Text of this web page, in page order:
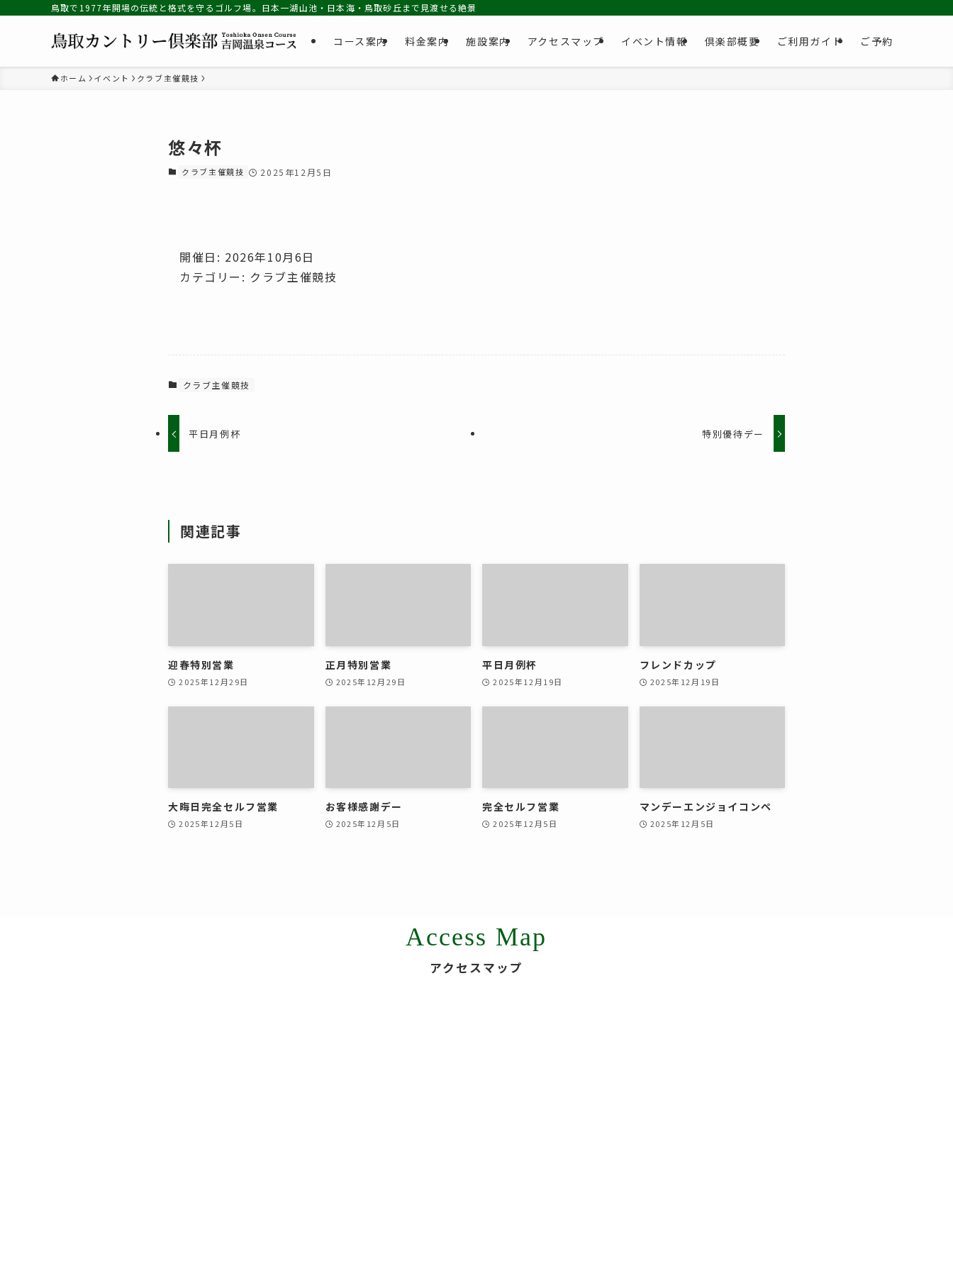
鳥取で1977年開場の伝統と格式を守るゴルフ場。日本一湖山池・日本海・鳥取砂丘まで見渡せる絶景コース
コース案内 料金案内 施設案内 アクセスマップ イベント情報 倶楽部概要 ご利用ガイド ご予約
ホーム イベント クラブ主催競技
悠々杯
クラブ主催競技 2025年12月5日
開催日: 2026年10月6日
カテゴリー: クラブ主催競技
クラブ主催競技
平日月例杯 特別優待デー
関連記事
迎春特別営業
2025年12月29日
正月特別営業
2025年12月29日
平日月例杯
2025年12月19日
フレンドカップ
2025年12月19日
大晦日完全セルフ営業
2025年12月5日
お客様感謝デー
2025年12月5日
完全セルフ営業
2025年12月5日
マンデーエンジョイコンペ
2025年12月5日
Access Map
アクセスマップ